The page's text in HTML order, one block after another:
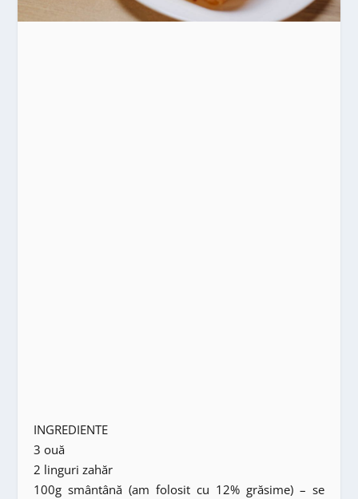
INGREDIENTE
3 ouă
2 linguri zahăr
100g smântână (am folosit cu 12% grăsime) – se